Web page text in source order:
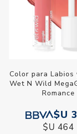
Color para Labios
Wet N Wild
Romance
$U
$U 464